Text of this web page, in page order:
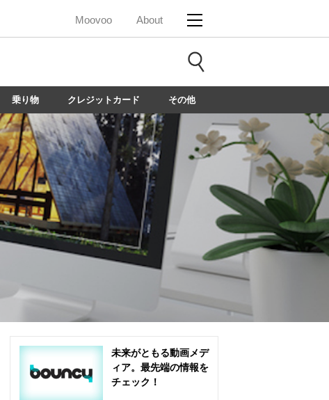
Moovoo About
乗り物 クレジットカード その他
未来がともる動画メデ
ィア。最先端の情報を
チェック！